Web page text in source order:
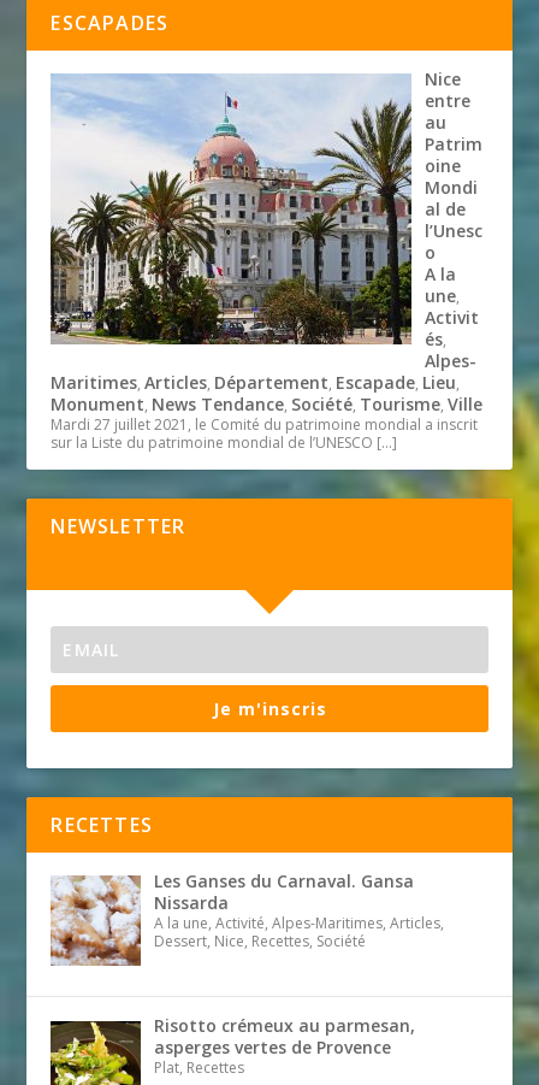
ESCAPADES
Nice
entre
au
Patrim
oine
Mondi
al de
l’Unesc
o
A la
une,
Activit
és,
Alpes-
Maritimes,Articles, Département, Escapade, Lieu,
Monument, News Tendance, Société, Tourisme,Ville
Mardi 27 juillet 2021, le Comité du patrimoine mondial a inscrit
sur la Liste du patrimoine mondial de l’UNESCO […]
NEWSLETTER
Je m'inscris
RECETTES
Les Ganses du Carnaval. Gansa
Nissarda
A la une, Activité, Alpes-Maritimes, Articles,
Dessert, Nice, Recettes, Société
Risotto crémeux au parmesan,
asperges vertes de Provence
Plat, Recettes